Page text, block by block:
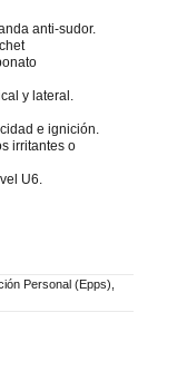
anti-sudor.
y lateral.
e ignición.
irritantes o
U6.
Personal (Epps),